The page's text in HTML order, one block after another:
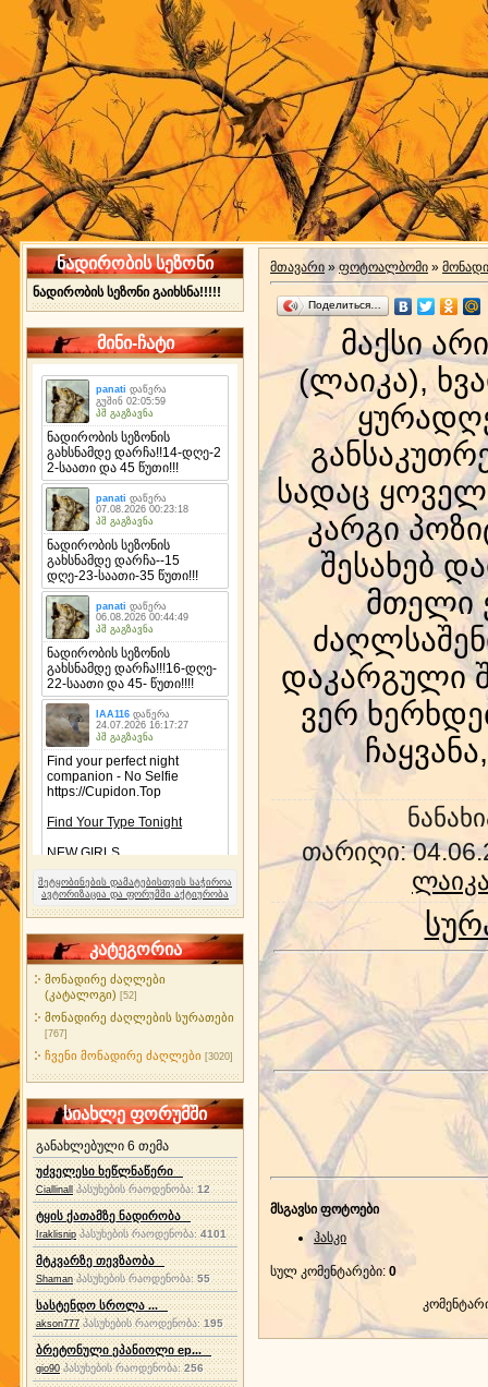
ნადირობის სეზონი
ნადირობის სეზონი გაიხსნა!!!!!
მინი-ჩატი
შეტყობინების დამატებისთვის საჭიროა
ავტორიზაცია და ფორუმში აქტიურობა
კატეგორია
მონადირე ძაღლები
(კატალოგი) [52]
მონადირე ძაღლების სურათები
[767]
ჩვენი მონადირე ძაღლები [3020]
სიახლე ფორუმში
განახლებული 6 თემა
უძველესი ხეწლნაწერი
Ciallinall პასუხების რაოდენობა:12
ტყის ქათამზე ნადირობა
Iraklisnip პასუხების რაოდენობა: 4101
მტკვარზე თევზაობა
Shaman პასუხების რაოდენობა:55
სასტენდო სროლა ...
akson777 პასუხების რაოდენობა:195
ბრეტონული ეპანიოლი ep...
gio90 პასუხების რაოდენობა:256
მთავარი » ფოტოალბომი »
Поделиться…
მაქსი
(ლაიკა),
სადაც
კარგი
შესახებ
მთელი
დაკარგული
ვერ
თარიღი:
მსგავსი ფოტოები
ჰასკი
სულ კომენტარები: 0